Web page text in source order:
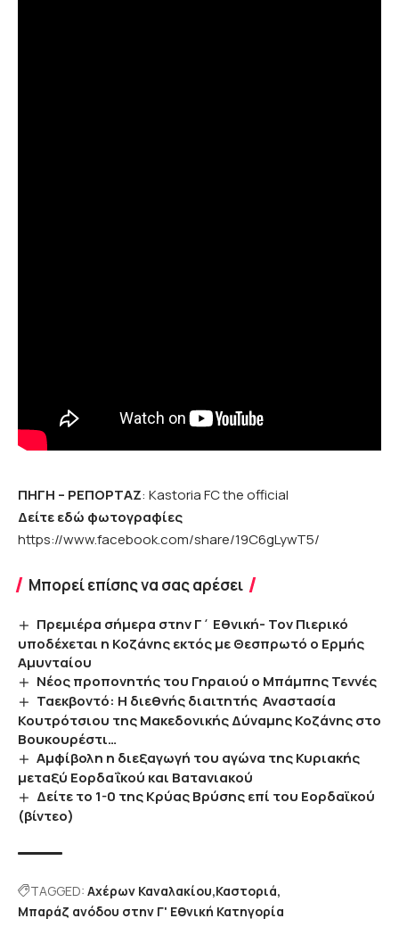
ΠΗΓΗ – ΡΕΠΟΡΤΑΖ: Kastoria FC the official
Δείτε εδώ φωτογραφίες
https://www.facebook.com/share/19C6gLywT5/
Μπορεί επίσης να σας αρέσει
Πρεμιέρα σήμερα στην Γ΄ Εθνική- Τον Πιερικό
υποδέχεται η Κοζάνης εκτός με Θεσπρωτό ο Ερμής
Αμυνταίου
Νέος προπονητής του Γηραιού ο Μπάμπης Τεννές
Ταεκβοντό: Η διεθνής διαιτητής Αναστασία
Κουτρότσιου της Μακεδονικής Δύναμης Κοζάνης στο
Βουκουρέστι…
Αμφίβολη η διεξαγωγή του αγώνα της Κυριακής
μεταξύ Εορδαΐκού και Βατανιακού
Δείτε το 1-0 της Κρύας Βρύσης επί του Εορδαϊκού
(βίντεο)
TAGGED: Αχέρων Καναλακίου Καστοριά
Μπαράζ ανόδου στην Γ' Εθνική Κατηγορία